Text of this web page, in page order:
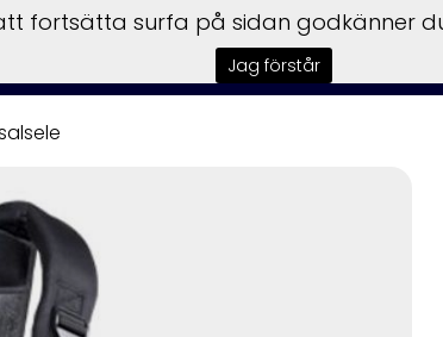
Motorer Trailer
fortsätta surfa på sidan godkänner
Jag förstår